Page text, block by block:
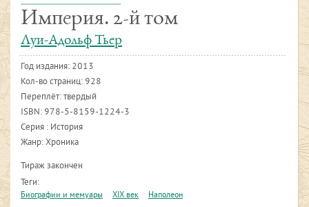
Империя. 2-й том
Луи-Адольф Тьер
Год издания: 2013
Кол-во страниц: 928
Переплёт: твердый
ISBN: 978-5-8159-1224-3
Серия : История
Жанр: Хроника
Тираж закончен
Теги:
Биографии и мемуары XIX век Наполеон